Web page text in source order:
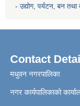
- उद्योग, पर्यटन, बन तथा
Contact
मधुवन नगरपालिका
नगर कार्यपालिकाको